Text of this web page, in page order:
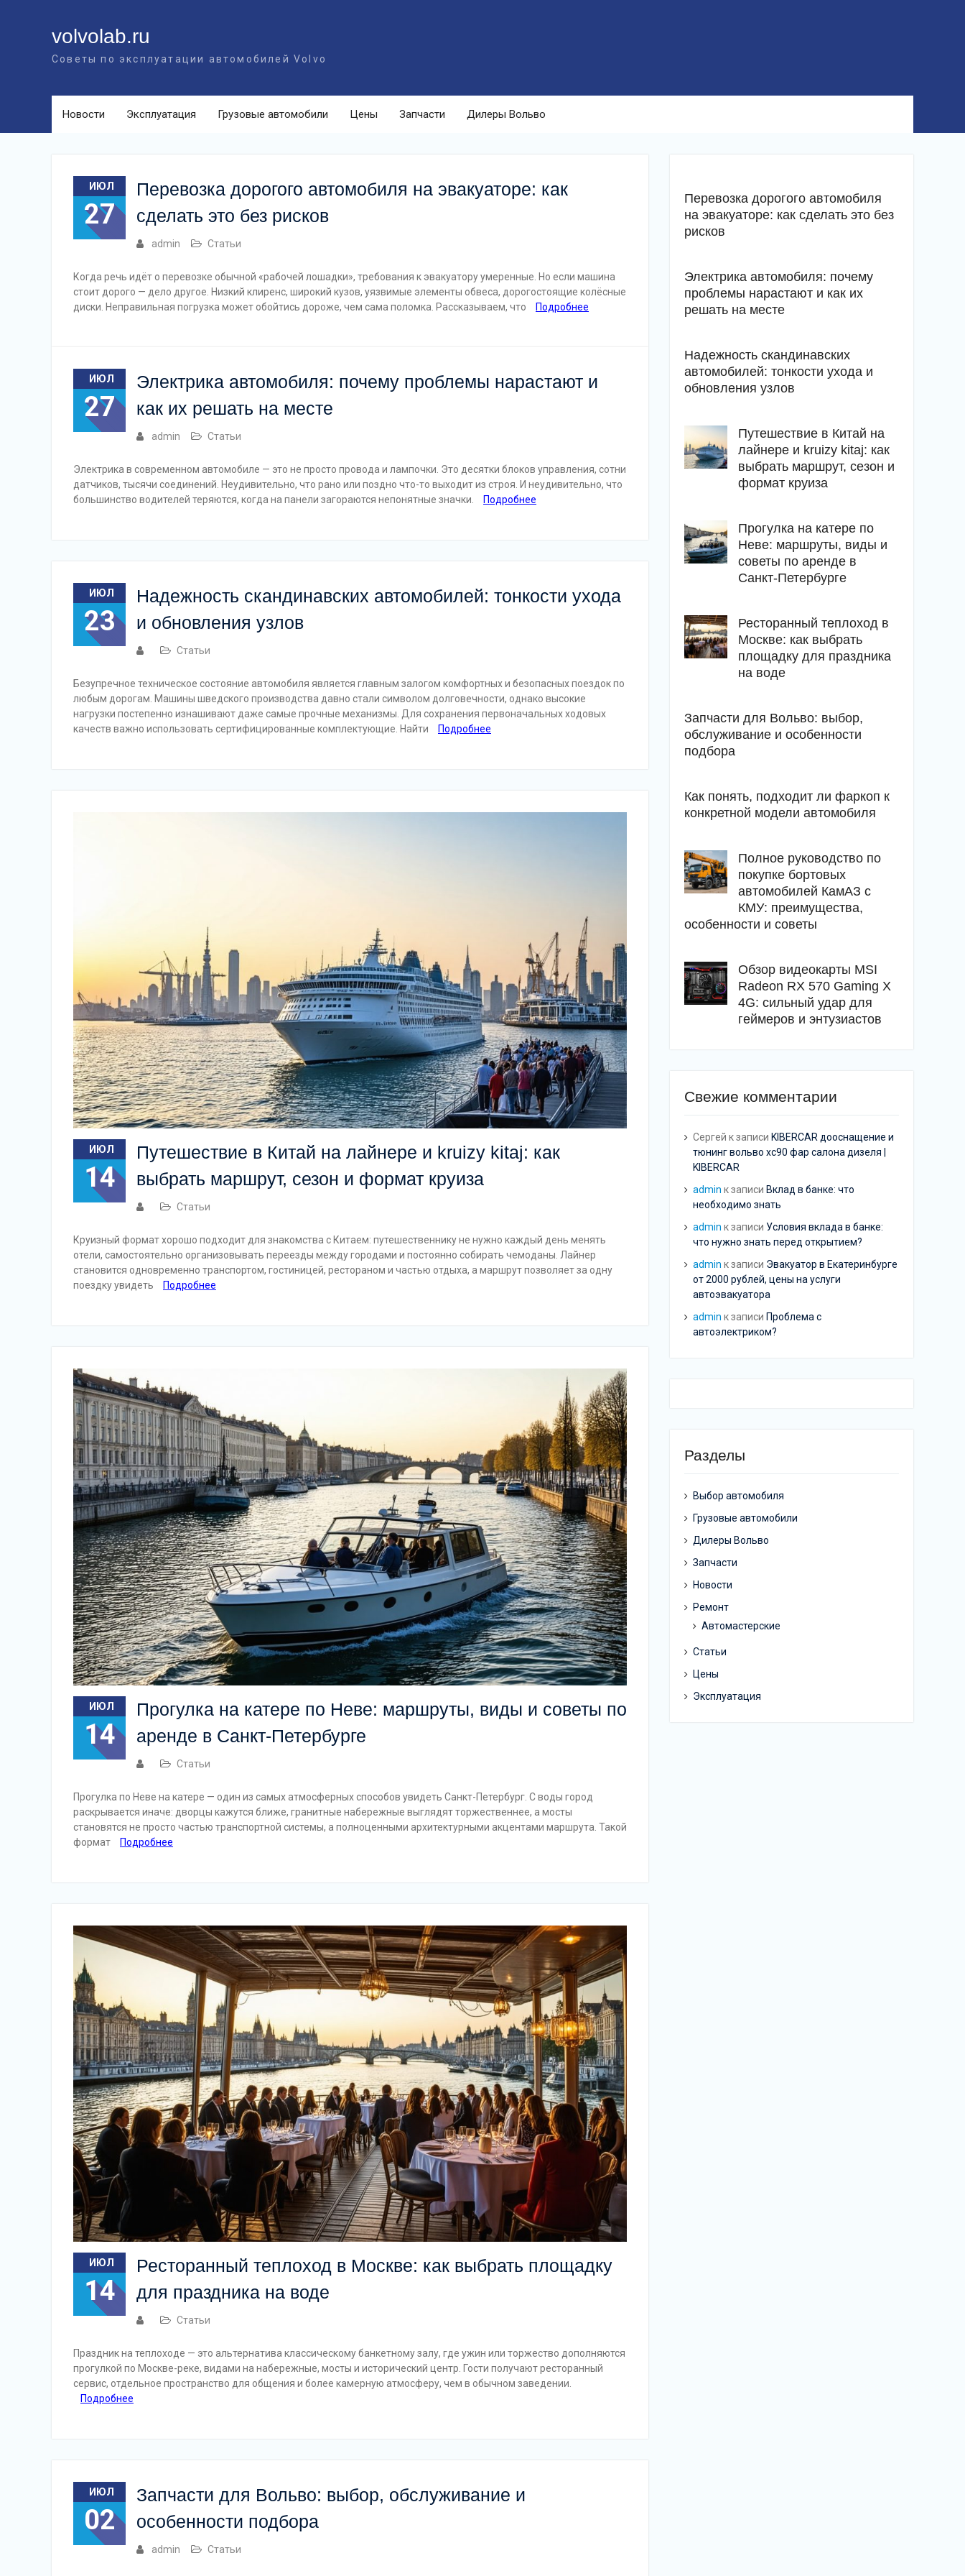
volvolab.ru
Советы по эксплуатации автомобилей Volvo
Новости Эксплуатация Грузовые автомобили Цены Запчасти Дилеры Вольво
ИЮЛ
27
Перевозка дорогого автомобиля на эвакуаторе: как
сделать это без рисков
admin Статьи
Когда речь идёт о перевозке обычной «рабочей лошадки», требования к эвакуатору умеренные. Но если машина
стоит дорого — дело другое. Низкий клиренс, широкий кузов, уязвимые элементы обвеса, дорогостоящие колёсные
диски. Неправильная погрузка может обойтись дороже, чем сама поломка. Рассказываем, что
Подробнее
ИЮЛ
27
Электрика автомобиля: почему проблемы нарастают и
как их решать на месте
admin Статьи
Электрика в современном автомобиле — это не просто провода и лампочки. Это десятки блоков управления, сотни
датчиков, тысячи соединений. Неудивительно, что рано или поздно что-то выходит из строя. И неудивительно, что
большинство водителей теряются, когда на панели загораются непонятные значки.
Подробнее
ИЮЛ
23
Надежность скандинавских автомобилей: тонкости ухода
и обновления узлов
Статьи
Безупречное техническое состояние автомобиля является главным залогом комфортных и безопасных поездок по
любым дорогам. Машины шведского производства давно стали символом долговечности, однако высокие
нагрузки постепенно изнашивают даже самые прочные механизмы. Для сохранения первоначальных ходовых
качеств важно использовать сертифицированные комплектующие. Найти
Подробнее
ИЮЛ
14
Путешествие в Китай на лайнере и kruizy kitaj: как
выбрать маршрут, сезон и формат круиза
Статьи
Круизный формат хорошо подходит для знакомства с Китаем: путешественнику не нужно каждый день менять
отели, самостоятельно организовывать переезды между городами и постоянно собирать чемоданы. Лайнер
становится одновременно транспортом, гостиницей, рестораном и частью отдыха, а маршрут позволяет за одну
поездку увидеть
Подробнее
ИЮЛ
14
Прогулка на катере по Неве: маршруты, виды и советы по
аренде в Санкт-Петербурге
Статьи
Прогулка по Неве на катере — один из самых атмосферных способов увидеть Санкт-Петербург. С воды город
раскрывается иначе: дворцы кажутся ближе, гранитные набережные выглядят торжественнее, а мосты
становятся не просто частью транспортной системы, а полноценными архитектурными акцентами маршрута. Такой
формат
Подробнее
ИЮЛ
14
Ресторанный теплоход в Москве: как выбрать площадку
для праздника на воде
Статьи
Праздник на теплоходе — это альтернатива классическому банкетному залу, где ужин или торжество дополняются
прогулкой по Москве-реке, видами на набережные, мосты и исторический центр. Гости получают ресторанный
сервис, отдельное пространство для общения и более камерную атмосферу, чем в обычном заведении.
Подробнее
ИЮЛ
02
Запчасти для Вольво: выбор, обслуживание и
особенности подбора
admin Статьи
Перевозка дорогого автомобиля
на эвакуаторе: как сделать это без
рисков
Электрика автомобиля: почему
проблемы нарастают и как их
решать на месте
Надежность скандинавских
автомобилей: тонкости ухода и
обновления узлов
Путешествие в Китай на
лайнере и kruizy kitaj: как
выбрать маршрут, сезон и
формат круиза
Прогулка на катере по
Неве: маршруты, виды и
советы по аренде в
Санкт-Петербурге
Ресторанный теплоход в
Москве: как выбрать
площадку для праздника
на воде
Запчасти для Вольво: выбор,
обслуживание и особенности
подбора
Как понять, подходит ли фаркоп к
конкретной модели автомобиля
Полное руководство по
покупке бортовых
автомобилей КамАЗ с
КМУ: преимущества,
особенности и советы
Обзор видеокарты MSI
Radeon RX 570 Gaming X
4G: сильный удар для
геймеров и энтузиастов
Свежие комментарии
Сергей к записи KIBERCAR дооснащение и
тюнинг вольво хс90 фар салона дизеля |
KIBERCAR
admin к записи Вклад в банке: что
необходимо знать
admin к записи Условия вклада в банке:
что нужно знать перед открытием?
admin к записи Эвакуатор в Екатеринбурге
от 2000 рублей, цены на услуги
автоэвакуатора
admin к записи Проблема с
автоэлектриком?
Разделы
Выбор автомобиля
Грузовые автомобили
Дилеры Вольво
Запчасти
Новости
Ремонт
Автомастерские
Статьи
Цены
Эксплуатация